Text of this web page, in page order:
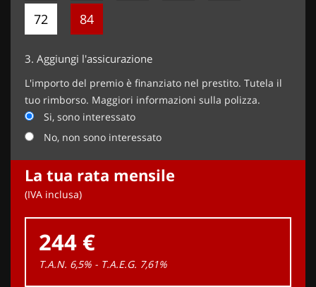
72 84
3. Aggiungi l'assicurazione
L'importo del premio è finanziato nel prestito. Tutela il
tuo rimborso. Maggiori informazioni sulla polizza.
Si, sono interessato
No, non sono interessato
La tua rata mensile
(IVA inclusa)
244 €
T.A.N. 6,5% - T.A.E.G. 7,61%